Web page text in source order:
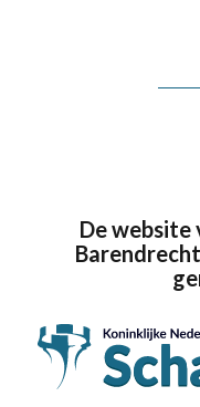
De website